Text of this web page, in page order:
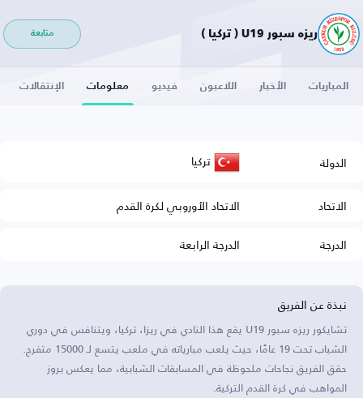
ريزه سبور U19 ( تركيا ) متابعة
المباريات الأخبار اللاعبون فيديو معلومات الإنتقالات
الدولة تركيا
الاتحاد
الاتحاد الأوروبي لكرة القدم
الدرجة
الدرجة الرابعة
نبذة عن الفريق
تشايكور ريزه سبور U19 يقع هذا النادي في ريزا، تركيا، ويتنافس في دوري
الشباب تحت 19 عامًا، حيث يلعب مبارياته في ملعب يتسع لـ 15000 متفرج.
حقق الفريق نجاحات ملحوظة في المسابقات الشبابية، مما يعكس بروز
المواهب في كرة القدم التركية.